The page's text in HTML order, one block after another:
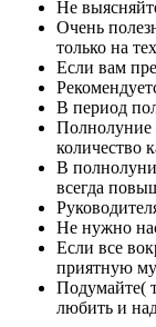
Не
Очень
только на
Если вам
В период
Полнолуние
количество
В
всегда
Не нужно
Если все
приятную
Подумайте(
любить и